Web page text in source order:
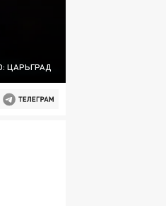
ЦАРЬГРАД